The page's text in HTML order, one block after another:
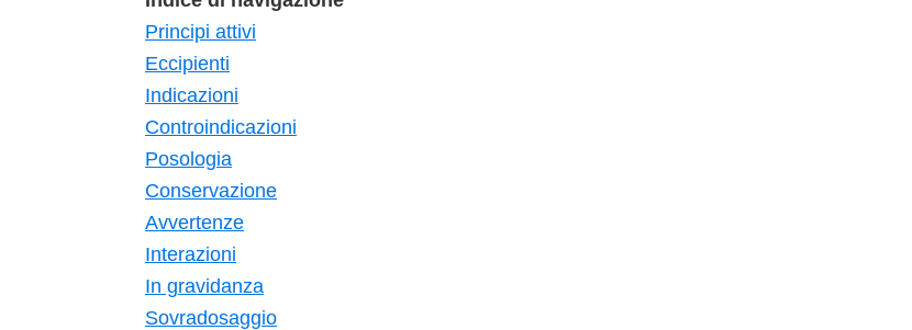
Principi attivi
Eccipienti
Indicazioni
Controindicazioni
Posologia
Conservazione
Avvertenze
Interazioni
In gravidanza
Sovradosaggio